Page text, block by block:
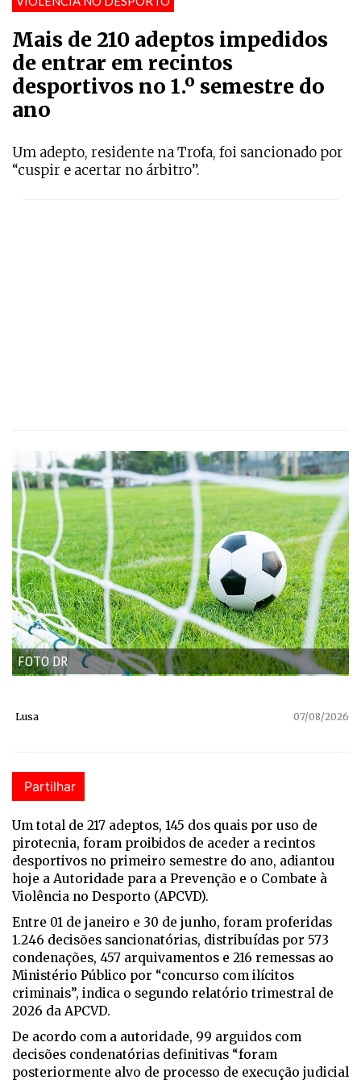
Mais de 210 adeptos impedidos
de entrar em recintos
desportivos no 1.º semestre do
ano
Um adepto, residente na Trofa, foi sancionado por
“cuspir e acertar no árbitro”.
FOTO DR
Lusa 07/08/2026
Partilhar
Um total de 217 adeptos, 145 dos quais por uso de
pirotecnia, foram proibidos de aceder a recintos
desportivos no primeiro semestre do ano, adiantou
hoje a Autoridade para a Prevenção e o Combate à
Violência no Desporto (APCVD).
Entre 01 de janeiro e 30 de junho, foram proferidas
1.246 decisões sancionatórias, distribuídas por 573
condenações, 457 arquivamentos e 216 remessas ao
Ministério Público por “concurso com ilícitos
criminais”, indica o segundo relatório trimestral de
2026 da APCVD.
De acordo com a autoridade, 99 arguidos com
decisões condenatórias definitivas “foram
posteriormente alvo de processo de execução judicial